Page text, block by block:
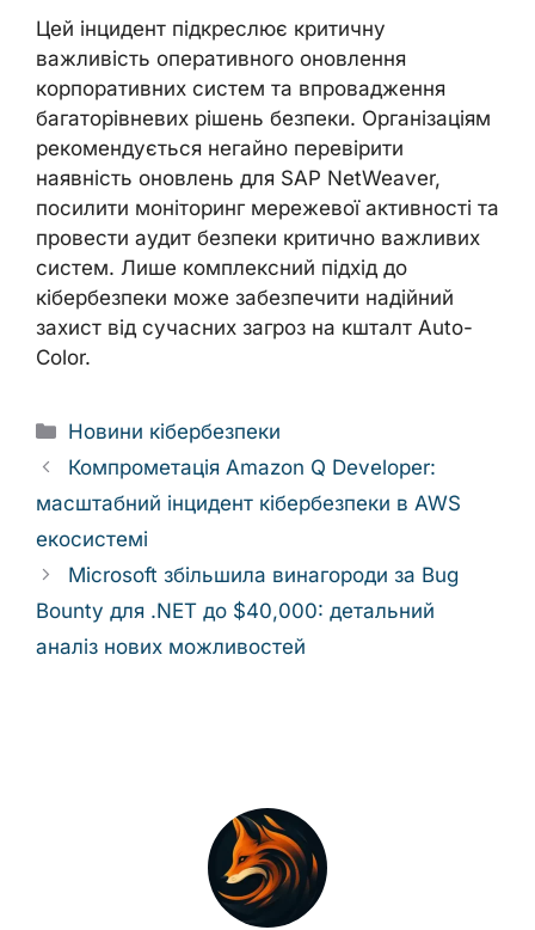
Цей інцидент підкреслює критичну
важливість оперативного оновлення
корпоративних систем та впровадження
багаторівневих рішень безпеки. Організаціям
рекомендується негайно перевірити
наявність оновлень для SAP NetWeaver,
посилити моніторинг мережевої активності та
провести аудит безпеки критично важливих
систем. Лише комплексний підхід до
кібербезпеки може забезпечити надійний
захист від сучасних загроз на кшталт Auto-
Color.
Categories
Новини кібербезпеки
Компрометація Amazon Q Developer:
масштабний інцидент кібербезпеки в AWS
екосистемі
Microsoft збільшила винагороди за Bug
Bounty для .NET до $40,000: детальний
аналіз нових можливостей